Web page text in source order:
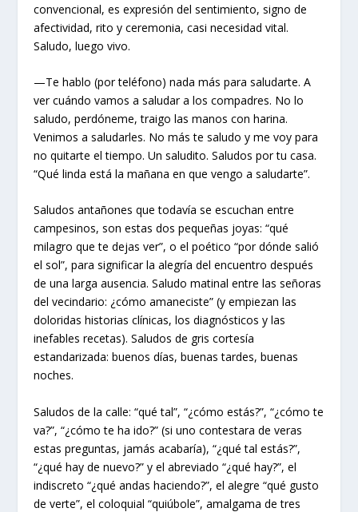
convencional, es expresión del sentimiento, signo de
afectividad, rito y ceremonia, casi necesidad vital.
Saludo, luego vivo.
—Te hablo (por teléfono) nada más para saludarte. A
ver cuándo vamos a saludar a los compadres. No lo
saludo, perdóneme, traigo las manos con harina.
Venimos a saludarles. No más te saludo y me voy para
no quitarte el tiempo. Un saludito. Saludos por tu casa.
“Qué linda está la mañana en que vengo a saludarte”.
Saludos antañones que todavía se escuchan entre
campesinos, son estas dos pequeñas joyas: “qué
milagro que te dejas ver”, o el poético “por dónde salió
el sol”, para significar la alegría del encuentro después
de una larga ausencia. Saludo matinal entre las señoras
del vecindario: ¿cómo amaneciste” (y empiezan las
doloridas historias clínicas, los diagnósticos y las
inefables recetas). Saludos de gris cortesía
estandarizada: buenos días, buenas tardes, buenas
noches.
Saludos de la calle: “qué tal”, “¿cómo estás?”, “¿cómo te
va?”, “¿cómo te ha ido?” (si uno contestara de veras
estas preguntas, jamás acabaría), “¿qué tal estás?”,
“¿qué hay de nuevo?” y el abreviado “¿qué hay?”, el
indiscreto “¿qué andas haciendo?”, el alegre “qué gusto
de verte”, el coloquial “quiúbole”, amalgama de tres